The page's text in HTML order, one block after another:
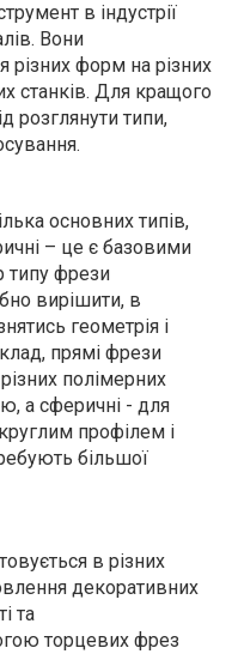
в індустрії
. Вони
різних форм на різних
станків. Для кращого
розглянути типи,
основних типів,
– це є базовими
типу фрези
вирішити, в
геометрія і
прямі фрези
полімерних
а сферичні - для
профілем і
більшої
в різних
декоративних
та
торцевих фрез